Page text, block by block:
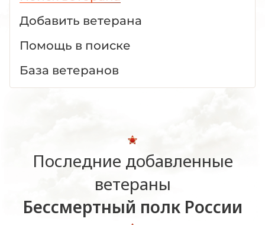
Добавить ветерана
Помощь в поиске
База ветеранов
Последние добавленные
ветераны
Бессмертный полк России